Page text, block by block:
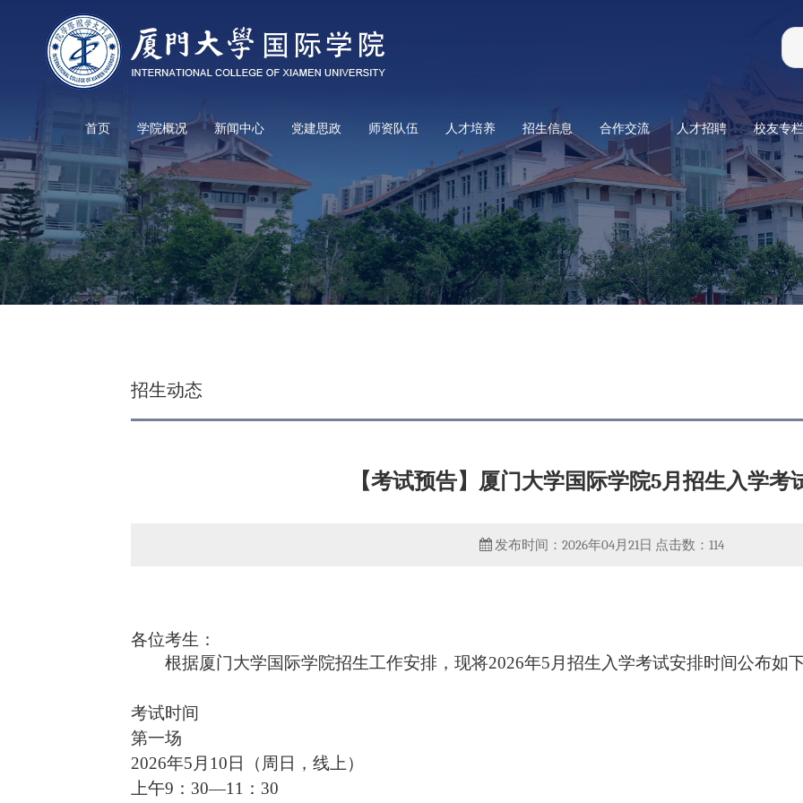
首页 学院概况 新闻中心 党建思政 师资队伍 人才培养 招生信息 合作交流 人才招聘 校友专栏
招生动态
【考试预告】厦门大学国际学院5月招生入学考
发布时间：2026年04月21日 点击数：114
各位考生：
根据厦门大学国际学院招生工作安排，现将2026年5月招生入学考试安排时间公布如下
考试时间
第一场
2026年5月10日（周日，线上）
上午9：30—11：30